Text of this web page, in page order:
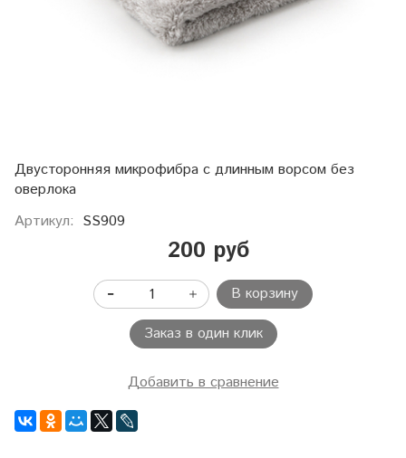
Двусторонняя микрофибра с длинным ворсом без
оверлока
Артикул: SS909
200 руб
В корзину
Заказ в один клик
Добавить в сравнение